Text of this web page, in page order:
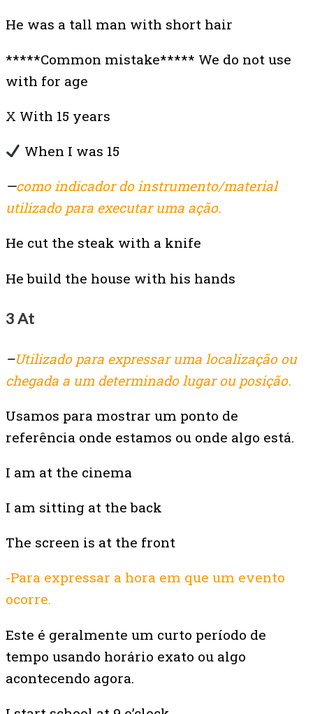
He was a tall man with short hair
*****Common mistake***** We do not use
with for age
X With 15 years
When I was 15
—como indicador do instrumento/material
utilizado para executar uma ação.
He cut the steak with a knife
He build the house with his hands
3 At
–Utilizado para expressar uma localização ou
chegada a um determinado lugar ou posição.
Usamos para mostrar um ponto de
referência onde estamos ou onde algo está.
I am at the cinema
I am sitting at the back
The screen is at the front
-Para expressar a hora em que um evento
ocorre.
Este é geralmente um curto período de
tempo usando horário exato ou algo
acontecendo agora.